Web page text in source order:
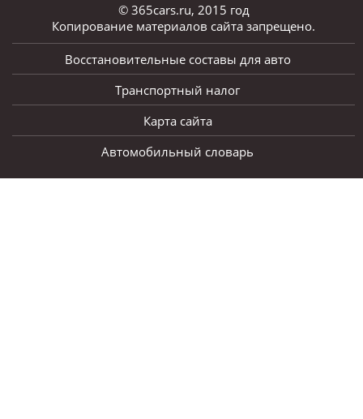
© 365cars.ru, 2015 год
Копирование материалов сайта запрещено.
Восстановительные составы для авто
Транспортный налог
Карта сайта
Автомобильный словарь